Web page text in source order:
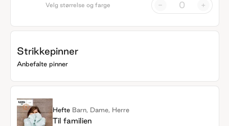
Velg størrelse og farge - +
Strikkepinner
Anbefalte pinner
Hefte Barn, Dame, Herre
Til familien